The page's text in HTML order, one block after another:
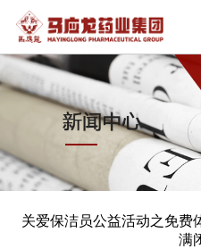
关爱保洁员公益活动之免费
满